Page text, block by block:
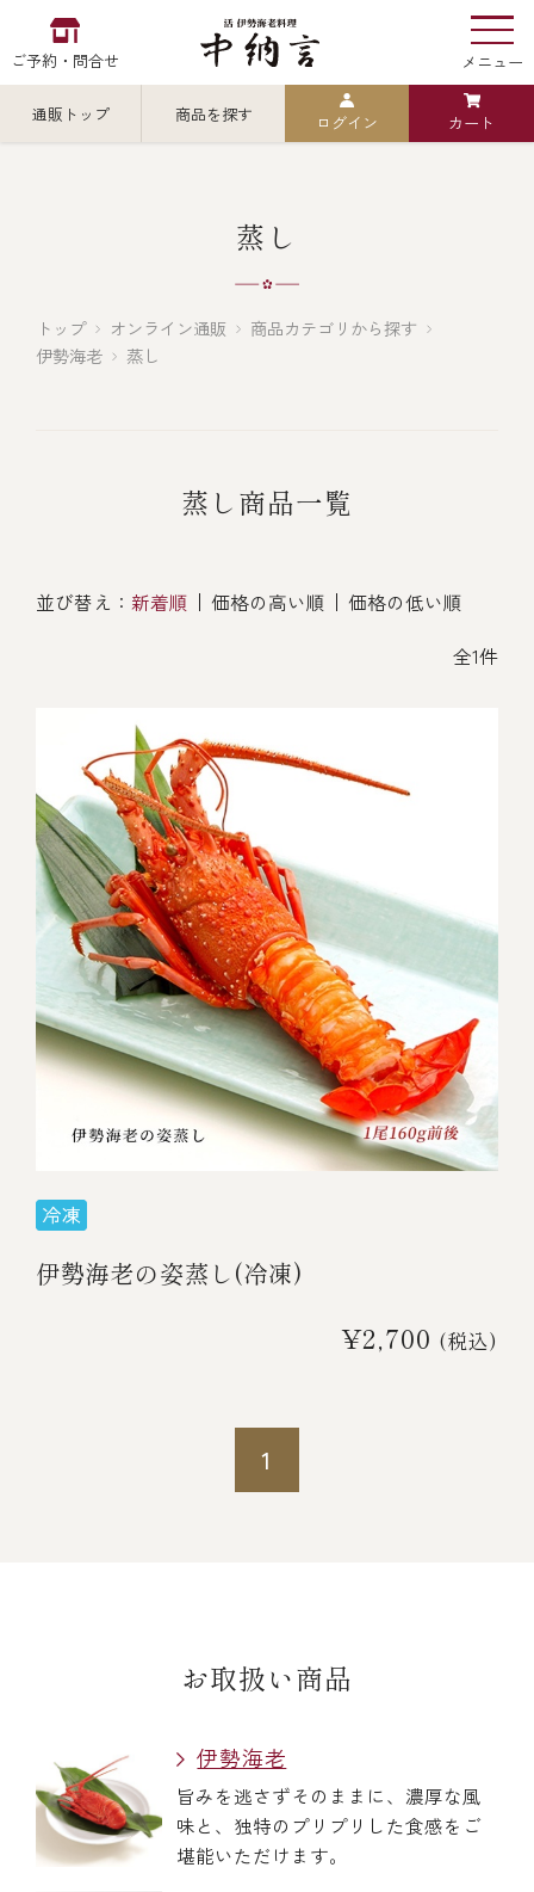
ご予約・問合せ メニュー
(ごちそう重/誕生日重/還暦重/お食い初め重)
(生おせち/おせち冷凍)
(中納言/鉄板焼ひかり)
鉄板焼 ひかり
製薬会社・MR
企業情報
プライバシーポリシー
サイトマップ
ご意見・お問合せ
取引先エントリー
通販トップ 商品を探す
お造り（お刺身）
焼物
ボイル伊勢海老
ごちそう重
誕生日重
お食い初め重
全ての商品を見る
おせち冷凍
海鮮鍋
調味料
スープ・スープカレー
お味噌汁
レストラン商品
全ての商品を見る
鉄板焼ひかり
伊勢海老料理（中納言厨房）
お弁当（冷凍）
￥15,000～￥19,999
￥20,000～
ログイン カート
蒸し
トップ オンライン通販
商品カテゴリから探す
伊勢海老
蒸し
蒸し商品一覧
並び替え： 新着順 価格の高い順 価格の低い順
全1件
伊勢海老の姿蒸し(冷凍)
¥2,700 (税込)
1
お取扱い商品
伊勢海老
旨みを逃さずそのままに、濃厚な風
味と、独特のプリプリした食感をご
堪能いただけます。